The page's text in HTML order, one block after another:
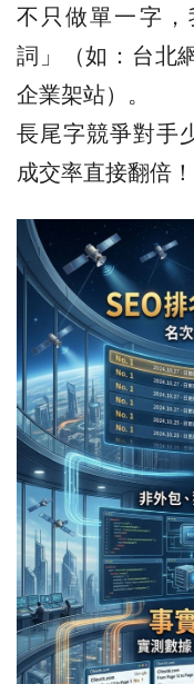
不只做單一字
詞」（如：台北
企業架站）。
長尾字競爭對手
成交率直接翻倍！